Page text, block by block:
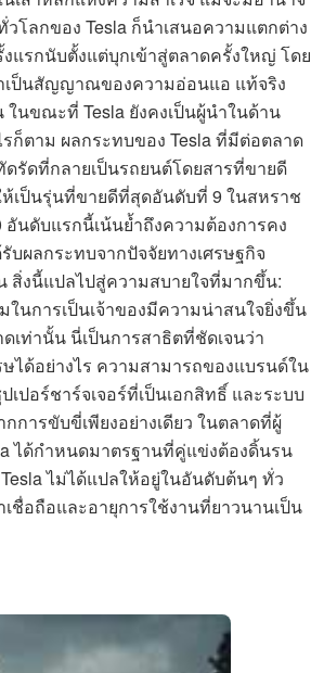
โลกของ Tesla ก็นำเสนอความแตกต่าง
แรกนับตั้งแต่บุกเข้าสู่ตลาดครั้งใหญ่ โดย
เป็นสัญญาณของความอ่อนแอ แท้จริง
นขณะที่ Tesla ยังคงเป็นผู้นำในด้าน
ก็ตาม ผลกระทบของ Tesla ที่มีต่อตลาด
ดรัดที่กลายเป็นรถยนต์โดยสารที่ขายดี
เป็นรุ่นที่ขายดีที่สุดอันดับที่ 9 ในสหราช
นดับแรกนี้เน้นย้ำถึงความต้องการคง
บผลกระทบจากปัจจัยทางเศรษฐกิจ
สิ่งนี้แปลไปสู่ความสบายใจที่มากขึ้น:
นการเป็นเจ้าของมีความน่าสนใจยิ่งขึ้น
เท่านั้น นี่เป็นการสาธิตที่ชัดเจนว่า
ได้อย่างไร ความสามารถของแบรนด์ใน
เปอร์ชาร์จเจอร์ที่เป็นเอกสิทธิ์ และระบบ
ารขับขี่เพียงอย่างเดียว ในตลาดที่ผู้
ได้กำหนดมาตรฐานที่คู่แข่งต้องดิ้นรน
ไม่ได้แปลให้อยู่ในอันดับต้นๆ ทั่ว
ชื่อถือและอายุการใช้งานที่ยาวนานเป็น